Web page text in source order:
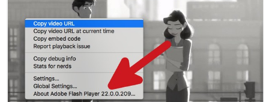
attività
di
navigazione.